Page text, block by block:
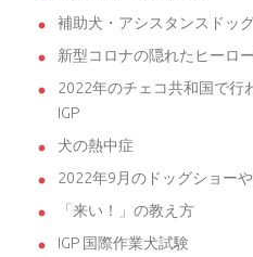
補助犬・アシスタンスドッ
新型コロナの隠れたヒーロ
2022年のチェコ共和国で行
IGP
犬の熱中症
2022年9月のドッグショー
「来い！」の教え方
IGP 国際作業犬試験